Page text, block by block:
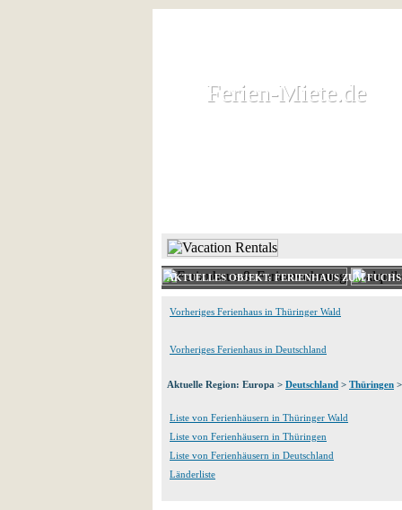
Ferien-Miete.de
Ferien-Miete.de
AKTUELLES OBJEKT: FERIENHAUS ZUM
Vorheriges Ferienhaus in Thüringer Wald
Vorheriges Ferienhaus in Deutschland
Aktuelle Region: Europa > Deutschland > Thüringen
Liste von Ferienhäusern in Thüringer Wald
Liste von Ferienhäusern in Thüringen
Liste von Ferienhäusern in Deutschland
Länderliste